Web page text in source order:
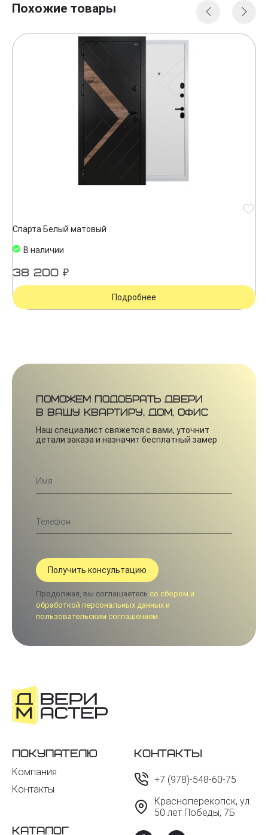
Похожие товары
Спарта Белый матовый
В наличии
38 200 ₽
Подробнее
Поможем подобрать двери
в вашу квартиру, дом, офис
Наш специалист свяжется с вами, уточнит
детали заказа и назначит бесплатный замер
Продолжая, вы соглашаетесь со сбором и
обработкой персональных данных и
пользовательским соглашением.
Покупателю
Компания
Контакты
Каталог
Контакты
+7 (978)-548-60-75
Красноперекопск, ул.
50 лет Победы, 7Б